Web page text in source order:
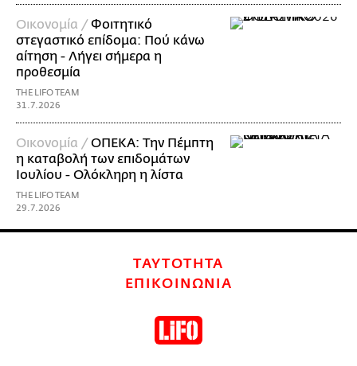
Οικονομία /Φοιτητικό
στεγαστικό επίδομα: Πού κάνω
αίτηση - Λήγει σήμερα η
προθεσμία
THE LIFO TEAM
31.7.2026
Οικονομία /ΟΠΕΚΑ: Την Πέμπτη
η καταβολή των επιδομάτων
Ιουλίου - Ολόκληρη η λίστα
THE LIFO TEAM
29.7.2026
ΤΑΥΤΟΤΗΤΑ
ΕΠΙΚΟΙΝΩΝΙΑ